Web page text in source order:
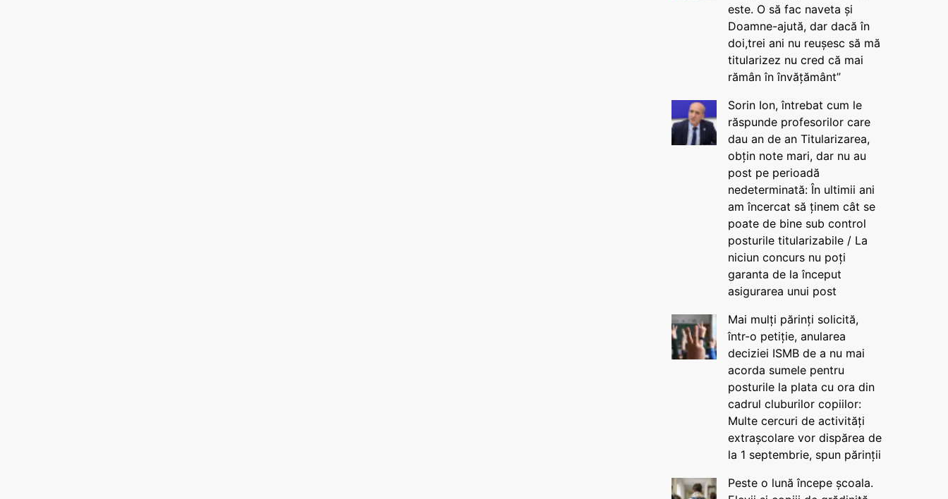
este. O să fac naveta și
Doamne-ajută, dar dacă în
doi,trei ani nu reușesc să mă
titularizez nu cred că mai
rămân în învățământ”
Sorin Ion, întrebat cum le
răspunde profesorilor care
dau an de an Titularizarea,
obțin note mari, dar nu au
post pe perioadă
nedeterminată: În ultimii ani
am încercat să ținem cât se
poate de bine sub control
posturile titularizabile / La
niciun concurs nu poți
garanta de la început
asigurarea unui post
Mai mulți părinți solicită,
într-o petiție, anularea
deciziei ISMB de a nu mai
acorda sumele pentru
posturile la plata cu ora din
cadrul cluburilor copiilor:
Multe cercuri de activități
extrașcolare vor dispărea de
la 1 septembrie, spun părinții
Peste o lună începe școala.